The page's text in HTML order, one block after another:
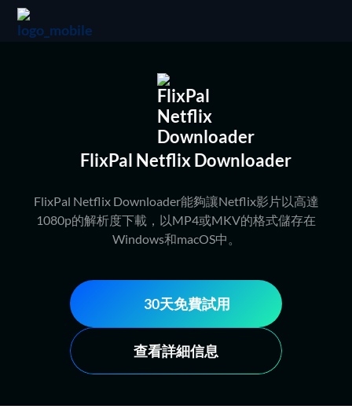
FlixPal Netflix Downloader
FlixPal Netflix Downloader能夠讓Netflix影片以高達
1080p的解析度下載，以MP4或MKV的格式儲存在
Windows和macOS中。
30天免費試用
查看詳細信息